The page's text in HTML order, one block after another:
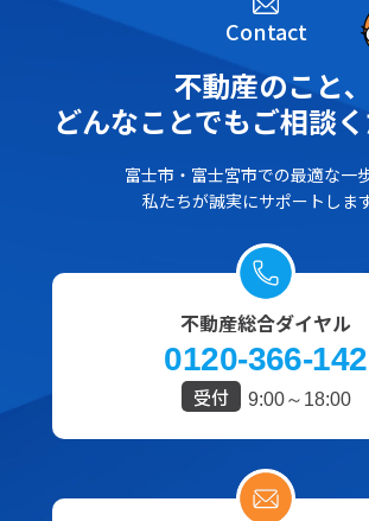
Contact
不動産のこと､
どんなことでもご相談く
富士市・富士宮市での最適な一歩
私たちが誠実にサポートします
不動産総合ダイヤル
0120-366-142
受付 9:00～18:00